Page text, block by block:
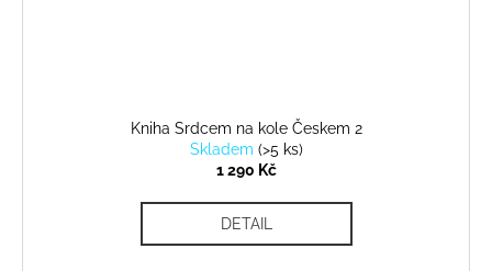
Kniha Srdcem na kole Českem 2
Skladem (>5 ks)
1 290 Kč
DETAIL